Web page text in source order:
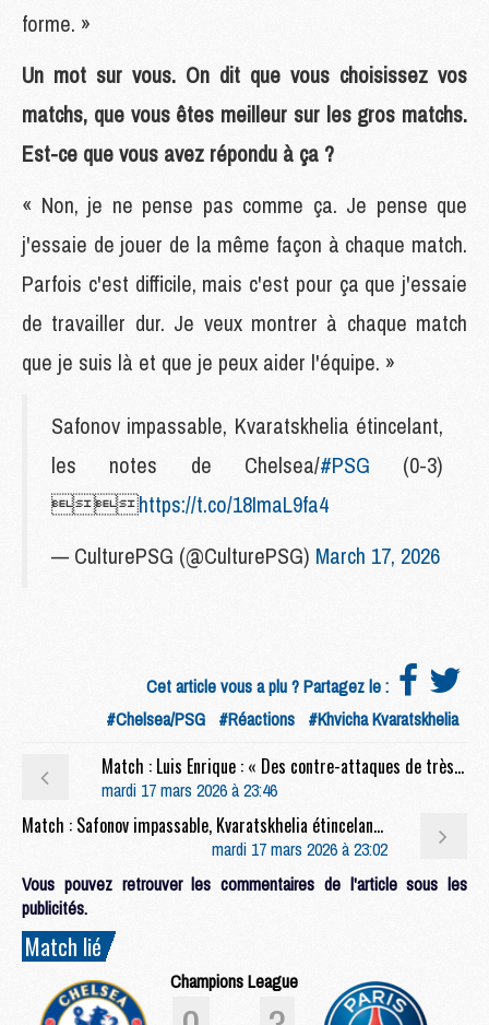
forme. »
Un mot sur vous. On dit que vous choisissez vos
matchs, que vous êtes meilleur sur les gros matchs.
Est-ce que vous avez répondu à ça ?
« Non, je ne pense pas comme ça. Je pense que
j'essaie de jouer de la même façon à chaque match.
Parfois c'est difficile, mais c'est pour ça que j'essaie
de travailler dur. Je veux montrer à chaque match
que je suis là et que je peux aider l'équipe. »
Safonov impassable, Kvaratskhelia étincelant,
les notes de Chelsea/#PSG (0-3)
https://t.co/18ImaL9fa4
— CulturePSG (@CulturePSG) March 17, 2026
Cet article vous a plu ? Partagez le :
#Chelsea/PSG #Réactions #Khvicha Kvaratskhelia
Match : Luis Enrique : « Des contre-attaques de très haut niveau »
mardi 17 mars 2026 à 23:46
Match : Safonov impassable, Kvaratskhelia étincelant, les notes de Chelsea/PSG (0-3)
mardi 17 mars 2026 à 23:02
Vous pouvez retrouver les commentaires de l'article sous les
publicités.
Match lié
Champions League